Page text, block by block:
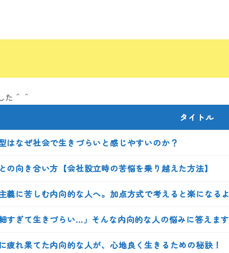
た＾＾
タイトル
はなぜ社会で生きづらいと感じやすいのか？
の向き合い方【会社設立時の苦悩を乗り越えた方法】
義に苦しむ内向的な人へ。加点方式で考えると楽になる
すぎて生きづらい…」そんな内向的な人の悩みに答えま
疲れ果てた内向的な人が、心地良く生きるための秘訣！